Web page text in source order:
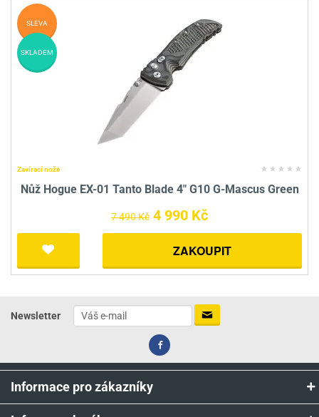
Zavírací nože
Nůž Hogue EX-01 Tanto Blade 4" G10 G-Mascus Green
7 490 Kč 4 990 Kč
ZAKOUPIT
SLEVA
SKLADEM
Newsletter
Informace pro zákazníky